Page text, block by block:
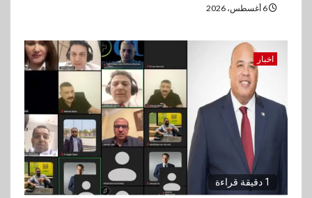
اخبار
1 دقيقة قراءة